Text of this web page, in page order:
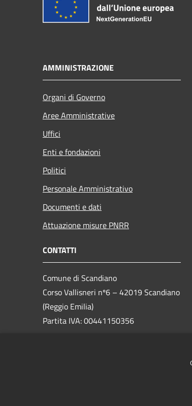
AMMINISTRAZIONE
Organi di Governo
Aree Amministrative
Uffici
Enti e fondazioni
Politici
Personale Amministrativo
Documenti e dati
Attuazione misure PNRR
CONTATTI
Comune di Scandiano
Corso Vallisneri nº6 – 42019 Scandiano
(Reggio Emilia)
Partita IVA: 00441150356